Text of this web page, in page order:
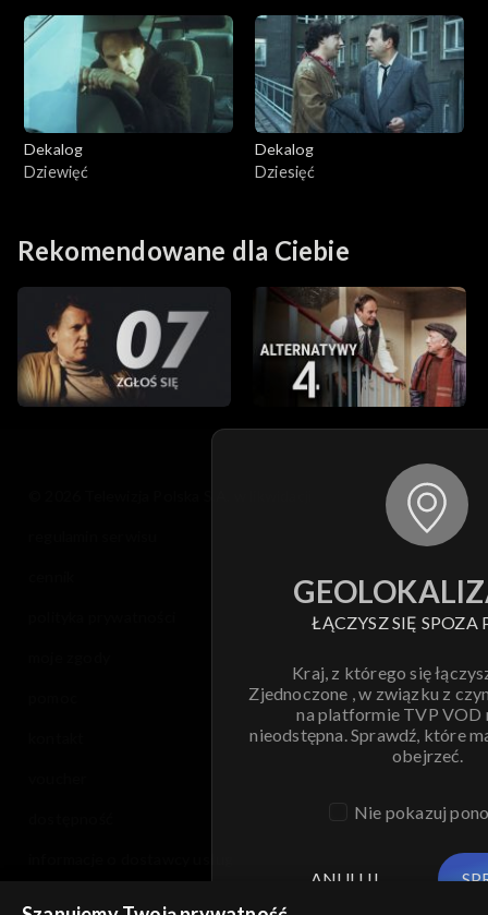
Dekalog
Dziewięć
Dekalog
Dziesięć
Rekomendowane dla Ciebie
ŁĄCZYSZ SIĘ SPOZA
Kraj, z którego się
Zjednoczone , w związku z
na platformie TVP VOD
nieodstępna. Sprawdź, które
obejrzeć.
Nie pokazuj
ANULUJ